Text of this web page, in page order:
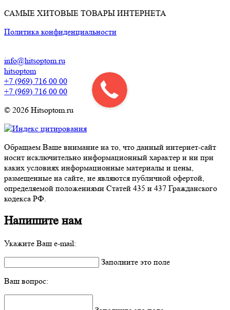
САМЫЕ ХИТОВЫЕ ТОВАРЫ ИНТЕРНЕТА
Политика конфиденциальности
info@hitsoptom.ru
hitsoptom
+7 (969) 716 00 00
+7 (969) 716 00 00
© 2026 Hitsoptom.ru
Обращаем Ваше внимание на то, что данный интернет-сайт
носит исключительно информационный характер и ни при
каких условиях информационные материалы и цены,
размещенные на сайте, не являются публичной офертой,
определяемой положениями Статей 435 и 437 Гражданского
кодекса РФ.
Напишите нам
Укажите Ваш e-mail:
Заполните это поле
Ваш вопрос: